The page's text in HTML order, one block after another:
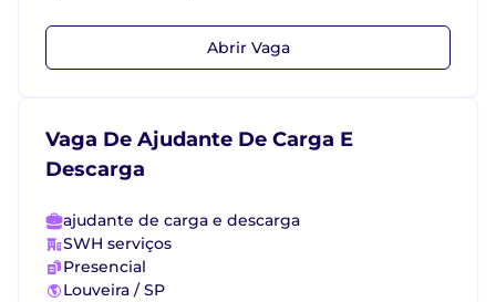
Abrir Vaga
Vaga De Ajudante De Carga E
Descarga
ajudante de carga e descarga
SWH serviços
Presencial
Louveira / SP